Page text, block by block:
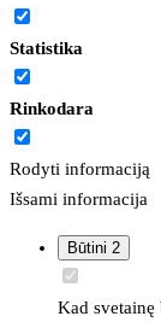
Statistika
Rinkodara
Rodyti informaciją
Išsami informacija
Būtini 2
Kad